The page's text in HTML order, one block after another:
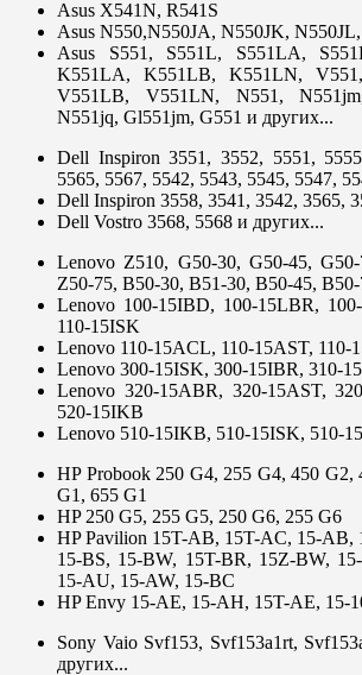
Asus X541N, R541S
Asus N550,N550JA, N550JK,
Asus S551, S551L, S551LA,
K551LA, K551LB, K551LN,
V551LB, V551LN, N551,
N551jq, Gl551jm, G551 и других...
Dell Inspiron 3551, 3552, 5551,
5565, 5567, 5542, 5543, 5545, 5547,
Dell Inspiron 3558, 3541, 3542, 3565,
Dell Vostro 3568, 5568 и других...
Lenovo Z510, G50-30, G50-45,
Z50-75, B50-30, B51-30, B50-45,
Lenovo 100-15IBD, 100-15LBR,
110-15ISK
Lenovo 110-15ACL, 110-15AST, 110-
Lenovo 300-15ISK, 300-15IBR, 310-
Lenovo 320-15ABR, 320-15AST,
520-15IKB
Lenovo 510-15IKB, 510-15ISK, 510-
HP Probook 250 G4, 255 G4, 450 G2,
G1, 655 G1
HP 250 G5, 255 G5, 250 G6, 255 G6
HP Pavilion 15T-AB, 15T-AC, 15-AB,
15-BS, 15-BW, 15T-BR, 15Z-BW,
15-AU, 15-AW, 15-BC
HP Envy 15-AE, 15-AH, 15T-AE, 15-
Sony Vaio Svf153, Svf153a1rt,
других...